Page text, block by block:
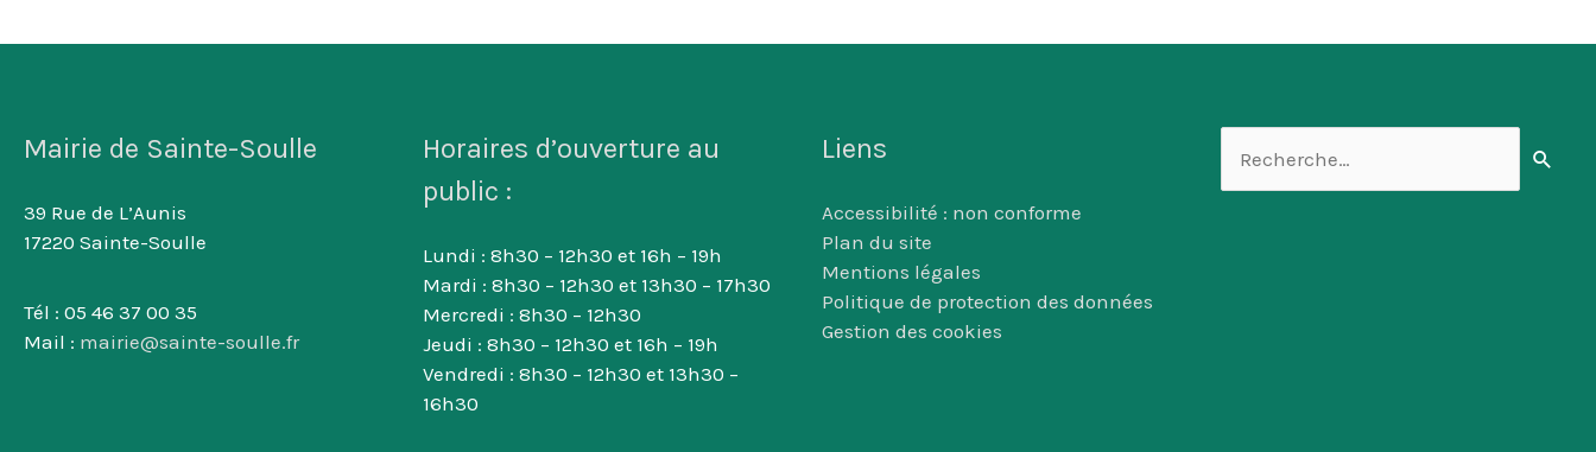
Mairie de Sainte-Soulle
39 Rue de L’Aunis
17220 Sainte-Soulle
Tél : 05 46 37 00 35
Mail : mairie@sainte-soulle.fr
Horaires d’ouverture au
public :
Lundi : 8h30 – 12h30 et 16h – 19h
Mardi : 8h30 – 12h30 et 13h30 – 17h30
Mercredi : 8h30 – 12h30
Jeudi : 8h30 – 12h30 et 16h – 19h
Vendredi : 8h30 – 12h30 et 13h30 –
16h30
Liens
Accessibilité : non conforme
Plan du site
Mentions légales
Politique de protection des données
Gestion des cookies